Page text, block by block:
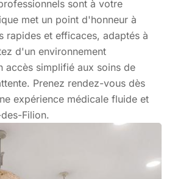
sont à votre
met un point d'honneur à
rapides et efficaces, adaptés à
d'un environnement
accès simplifié aux soins de
Prenez rendez-vous dès
expérience médicale fluide et
Filion.